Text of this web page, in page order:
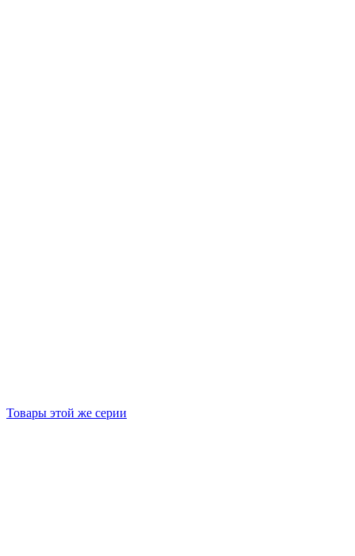
Товары этой же серии